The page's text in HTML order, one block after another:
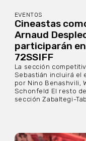
EVENTOS
Cineastas
Arnaud
participarán
72SSIFF
La sección
Sebastián incluirá el
por Nino Benashvili,
Schonfeld El resto
sección Zabaltegi-